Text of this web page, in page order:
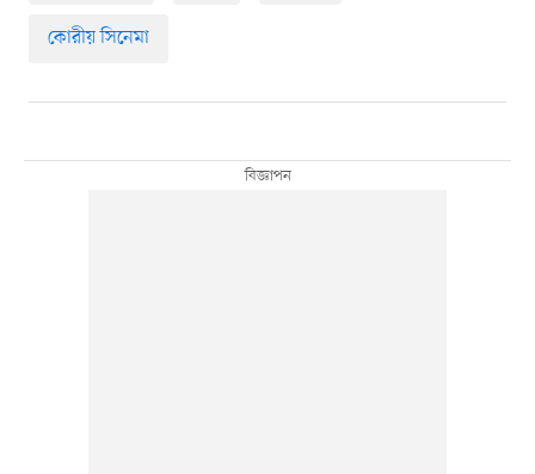
কোরীয় সিনেমা